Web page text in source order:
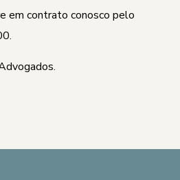
em contrato conosco pelo